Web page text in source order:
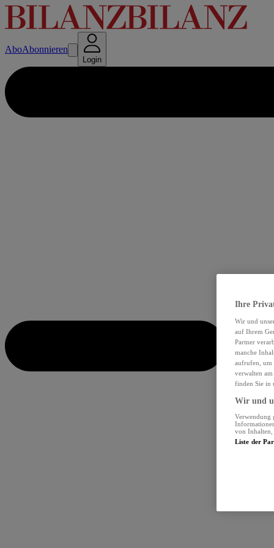
AboAbonnieren
Login
Ihre
Wir und
auf Ihrem
Partner
manche
aufrufen, um
verwalten
finden Sie in
Wir und
Verwendung
von Inhalten,
Liste der